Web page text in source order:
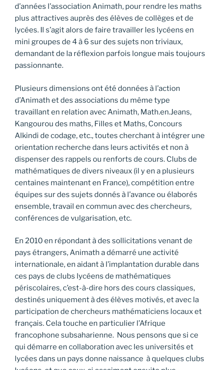
d’années l’association Animath, pour rendre les maths
plus attractives auprès des élèves de collèges et de
lycées. Il s’agit alors de faire travailler les lycéens en
mini groupes de 4 à 6 sur des sujets non triviaux,
demandant de la réflexion parfois longue mais toujours
passionnante.
Plusieurs dimensions ont été données à l’action
d’Animath et des associations du même type
travaillant en relation avec Animath, Math.en.Jeans,
Kangourou des maths, Filles et Maths, Concours
Alkindi de codage, etc., toutes cherchant à intégrer une
orientation recherche dans leurs activités et non à
dispenser des rappels ou renforts de cours. Clubs de
mathématiques de divers niveaux (il y en a plusieurs
centaines maintenant en France), compétition entre
équipes sur des sujets donnés à l’avance ou élaborés
ensemble, travail en commun avec des chercheurs,
conférences de vulgarisation, etc.
En 2010 en répondant à des sollicitations venant de
pays étrangers, Animath a démarré une activité
internationale, en aidant à l’implantation durable dans
ces pays de clubs lycéens de mathématiques
périscolaires, c’est-à-dire hors des cours classiques,
destinés uniquement à des élèves motivés, et avec la
participation de chercheurs mathématiciens locaux et
français. Cela touche en particulier l’Afrique
francophone subsaharienne. Nous pensons que si ce
qui démarre en collaboration avec les universités et
lycées dans un pays donne naissance à quelques clubs